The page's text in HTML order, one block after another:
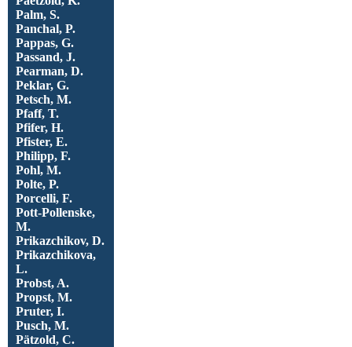
Palm, S.
Panchal, P.
Pappas, G.
Passand, J.
Pearman, D.
Peklar, G.
Petsch, M.
Pfaff, T.
Pfifer, H.
Pfister, E.
Philipp, F.
Pohl, M.
Polte, P.
Porcelli, F.
Pott-Pollenske,
M.
Prikazchikov, D.
Prikazchikova,
L.
Probst, A.
Propst, M.
Pruter, I.
Pusch, M.
Pätzold, C.